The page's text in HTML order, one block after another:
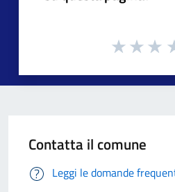
Contatta il comune
Leggi le domande